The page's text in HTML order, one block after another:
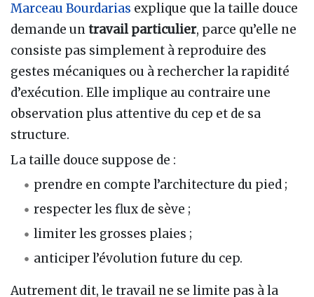
Marceau Bourdarias explique que la taille douce
demande untravail particulier, parce qu’elle ne
consiste pas simplement à reproduire des
gestes mécaniques ou à rechercher la rapidité
d’exécution. Elle implique au contraire une
observation plus attentive du cep et de sa
structure.
La taille douce suppose de :
prendre en compte l’architecture du pied ;
respecter les flux de sève ;
limiter les grosses plaies ;
anticiper l’évolution future du cep.
Autrement dit, le travail ne se limite pas à la